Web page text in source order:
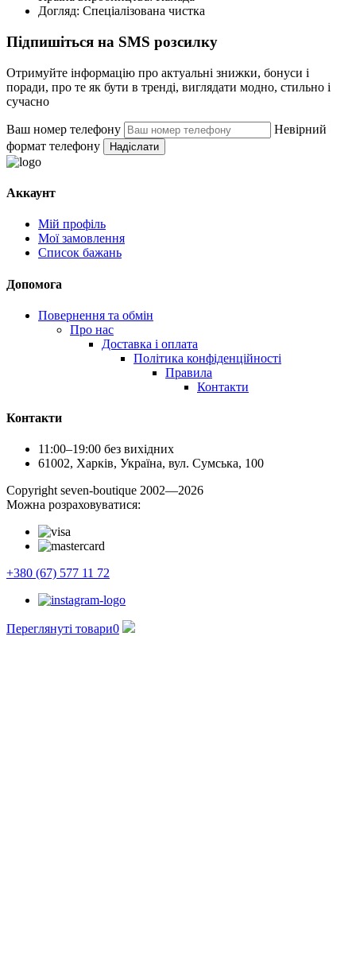
Догляд: Спеціалізована чистка
Підпишіться на SMS розсилку
Отримуйте інформацію про актуальні знижки, бонуси і
поради, про те як бути в тренді, виглядати модно, стильно і
сучасно
Ваш номер телефону
Невірний
формат телефону
Надіслати
Аккаунт
Мій профіль
Мої замовлення
Список бажань
Допомога
Повернення та обмін
Про нас
Доставка і оплата
Політика конфіденційності
Правила
Контакти
Контакти
11:00–19:00 без вихідних
61002, Харків, Україна, вул. Сумська, 100
Сopyright seven-boutique 2002—2026
Можна розраховуватися:
+380 (67) 577 11 72
Переглянуті товари0